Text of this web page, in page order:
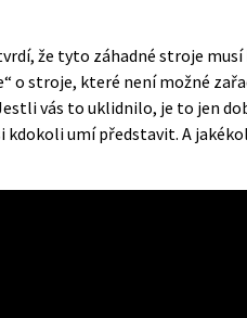
že tyto záhadné stroje
o stroje, které není možné
vás to uklidnilo, je to jen
kdokoli umí představit. A